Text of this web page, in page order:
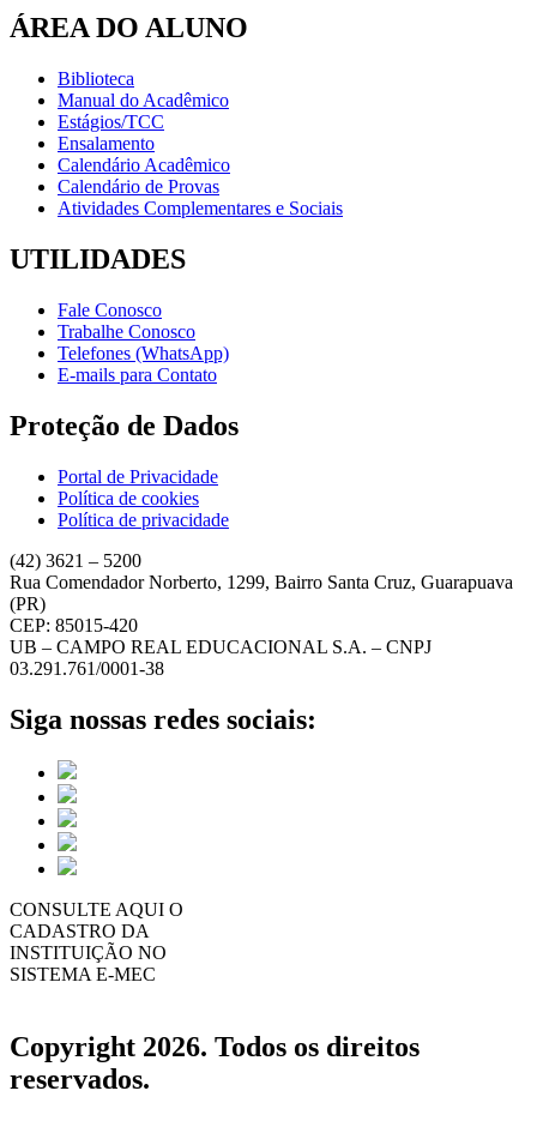
ÁREA DO ALUNO
Biblioteca
Manual do Acadêmico
Estágios/TCC
Ensalamento
Calendário Acadêmico
Calendário de Provas
Atividades Complementares e Sociais
UTILIDADES
Fale Conosco
Trabalhe Conosco
Telefones (WhatsApp)
E-mails para Contato
Proteção de Dados
Portal de Privacidade
Política de cookies
Política de privacidade
(42) 3621 – 5200
Rua Comendador Norberto, 1299, Bairro Santa Cruz, Guarapuava
(PR)
CEP: 85015-420
UB – CAMPO REAL EDUCACIONAL S.A. – CNPJ
03.291.761/0001-38
Siga nossas redes sociais:
CONSULTE AQUI O
CADASTRO DA
INSTITUIÇÃO NO
SISTEMA E-MEC
Copyright 2026. Todos os direitos
reservados.